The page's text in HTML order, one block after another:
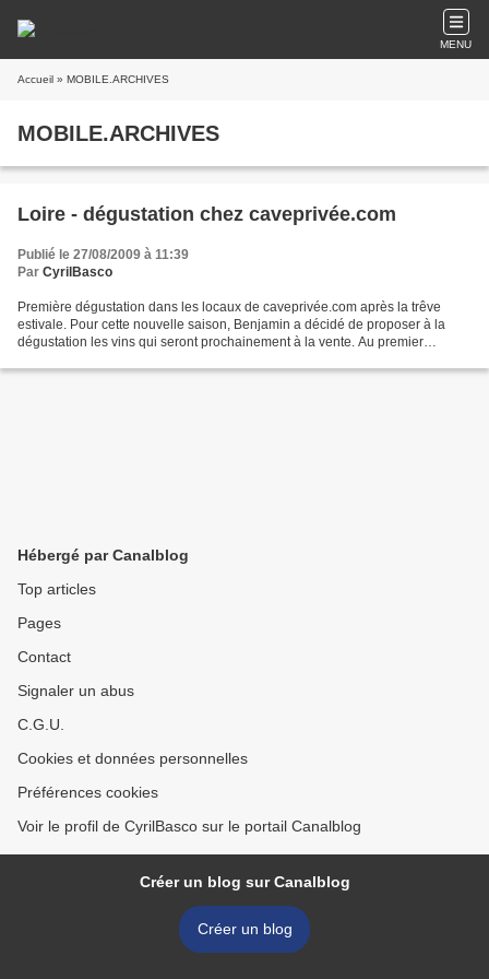
MENU
Accueil » MOBILE.ARCHIVES
MOBILE.ARCHIVES
Loire - dégustation chez caveprivée.com
Publié le 27/08/2009 à 11:39
Par CyrilBasco
Première dégustation dans les locaux de caveprivée.com après la trêve
estivale. Pour cette nouvelle saison, Benjamin a décidé de proposer à la
dégustation les vins qui seront prochainement à la vente. Au premier
Hébergé par Canalblog
Top articles
Pages
Contact
Signaler un abus
C.G.U.
Cookies et données personnelles
Préférences cookies
Voir le profil de CyrilBasco sur le portail Canalblog
Créer un blog sur Canalblog
Créer un blog